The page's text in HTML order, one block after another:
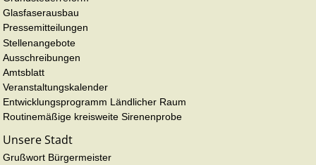
Glasfaserausbau
Pressemitteilungen
Stellenangebote
Ausschreibungen
Amtsblatt
Veranstaltungskalender
Entwicklungsprogramm Ländlicher Raum
Routinemäßige kreisweite Sirenenprobe
Unsere Stadt
Grußwort Bürgermeister